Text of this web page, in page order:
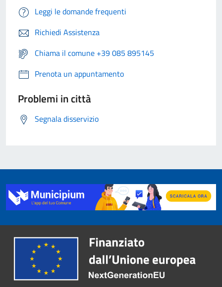
Leggi le domande frequenti
Richiedi Assistenza
Chiama il comune +39 085 895145
Prenota un appuntamento
Problemi in città
Segnala disservizio